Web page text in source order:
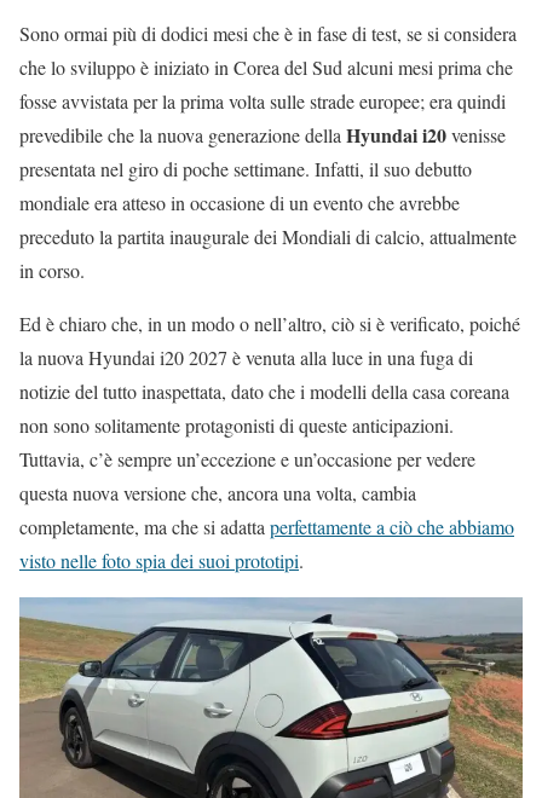
Sono ormai più di dodici mesi che è in fase di test, se si considera
che lo sviluppo è iniziato in Corea del Sud alcuni mesi prima che
fosse avvistata per la prima volta sulle strade europee; era quindi
prevedibile che la nuova generazione dellaHyundai i20venisse
presentata nel giro di poche settimane. Infatti, il suo debutto
mondiale era atteso in occasione di un evento che avrebbe
preceduto la partita inaugurale dei Mondiali di calcio, attualmente
in corso.
Ed è chiaro che, in un modo o nell’altro, ciò si è verificato, poiché
la nuova Hyundai i20 2027 è venuta alla luce in una fuga di
notizie del tutto inaspettata, dato che i modelli della casa coreana
non sono solitamente protagonisti di queste anticipazioni.
Tuttavia, c’è sempre un’eccezione e un’occasione per vedere
questa nuova versione che, ancora una volta, cambia
completamente, ma che si adattaperfettamente a ciò che abbiamo
visto nelle foto spia dei suoi prototipi.